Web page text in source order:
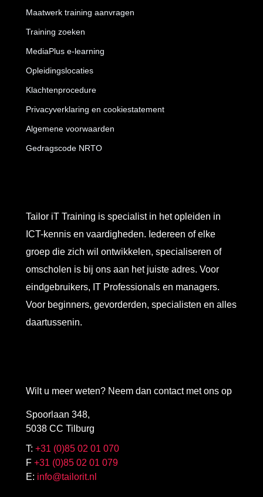
Wilt u meer weten? Neem dan contact met ons op
Spoorlaan 348,
5038 CC Tilburg
T: +31 (0)85 02 01 070
F +31 (0)85 02 01 079
E: info@tailorit.nl
Tailor iT Training is specialist in het opleiden in
ICT-kennis en vaardigheden. Iedereen of elke
groep die zich wil ontwikkelen, specialiseren of
omscholen is bij ons aan het juiste adres. Voor
eindgebruikers, IT Professionals en managers.
Voor beginners, gevorderden, specialisten en alles
daartussenin.
Maatwerk training aanvragen
Training zoeken
MediaPlus e-learning
Opleidingslocaties
Klachtenprocedure
Privacyverklaring en cookiestatement
Algemene voorwaarden
Gedragscode NRTO